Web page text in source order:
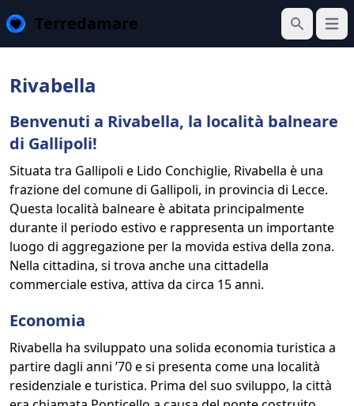
Terredamare
Cerca
Apri
Rivabella
Benvenuti a Rivabella, la località balneare
di Gallipoli!
Situata tra Gallipoli e Lido Conchiglie, Rivabella è una
frazione del comune di Gallipoli, in provincia di Lecce.
Questa località balneare è abitata principalmente
durante il periodo estivo e rappresenta un importante
luogo di aggregazione per la movida estiva della zona.
Nella cittadina, si trova anche una cittadella
commerciale estiva, attiva da circa 15 anni.
Economia
Rivabella ha sviluppato una solida economia turistica a
partire dagli anni ’70 e si presenta come una località
residenziale e turistica. Prima del suo sviluppo, la città